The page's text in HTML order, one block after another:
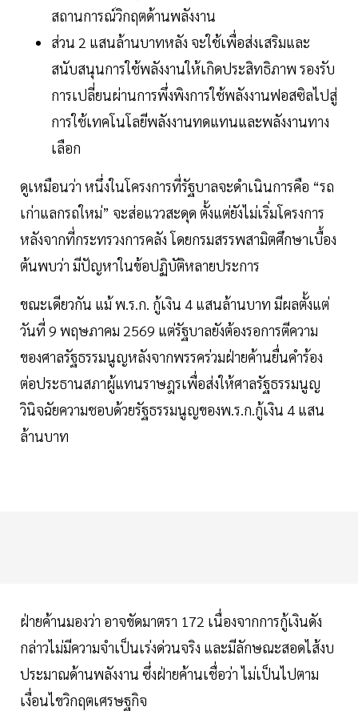
สถานการณ์วิกฤตด้านพลังงาน
ส่วน 2 แสนล้านบาทหลัง จะใช้เพื่อส่งเสริมและ
สนับสนุนการใช้พลังงานให้เกิดประสิทธิภาพ รองรับ
การเปลี่ยนผ่านการพึ่งพิงการใช้พลังงานฟอสซิลไปสู่
การใช้เทคโนโลยีพลังงานทดแทนและพลังงานทาง
เลือก
ดูเหมือนว่า หนึ่งในโครงการที่รัฐบาลจะดำเนินการคือ “รถ
เก่าแลกรถใหม่” จะส่อแววสะดุด ตั้งแต่ยังไม่เริ่มโครงการ
หลังจากที่กระทรวงการคลัง โดยกรมสรรพสามิตศึกษาเบื้อง
ต้นพบว่า มีปัญหาในข้อปฏิบัติหลายประการ
ขณะเดียวกัน แม้ พ.ร.ก. กู้เงิน 4 แสนล้านบาท มีผลตั้งแต่
วันที่ 9 พฤษภาคม 2569 แต่รัฐบาลยังต้องรอการตีความ
ของศาลรัฐธรรมนูญหลังจากพรรคร่วมฝ่ายค้านยื่นคำร้อง
ต่อประธานสภาผู้แทนราษฎรเพื่อส่งให้ศาลรัฐธรรมนูญ
วินิจฉัยความชอบด้วยรัฐธรรมนูญของพ.ร.ก.กู้เงิน 4 แสน
ล้านบาท
ฝ่ายค้านมองว่า อาจขัดมาตรา 172 เนื่องจากการกู้เงินดัง
กล่าวไม่มีความจำเป็นเร่งด่วนจริง และมีลักษณะสอดไส้งบ
ประมาณด้านพลังงาน ซึ่งฝ่ายค้านเชื่อว่า ไม่เป็นไปตาม
เงื่อนไขวิกฤตเศรษฐกิจ